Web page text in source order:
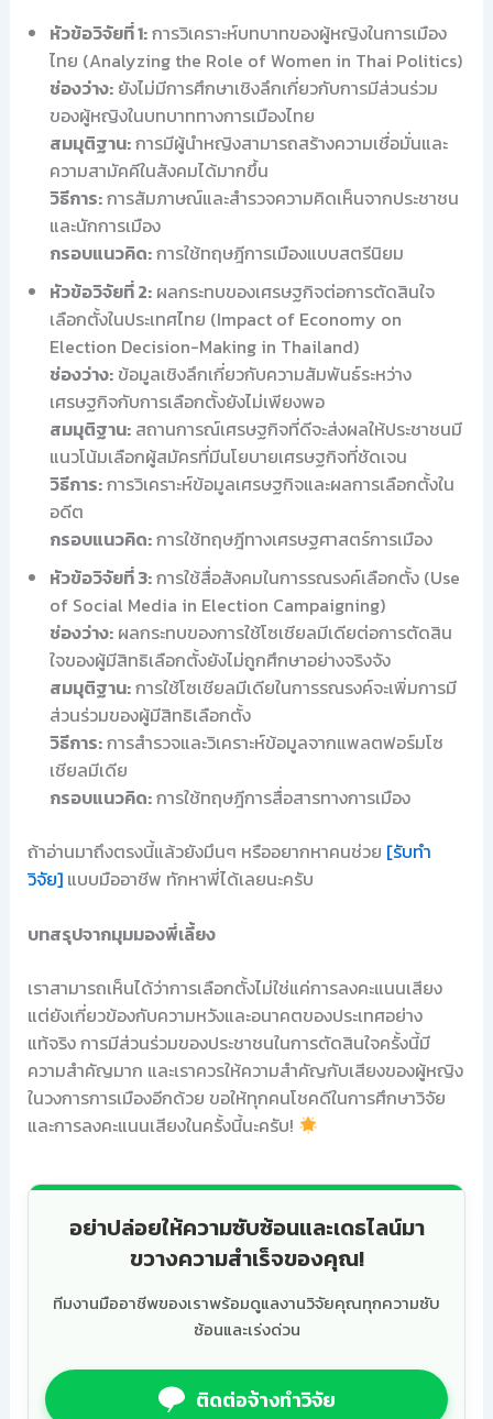
หัวข้อวิจัยที่ 1:การวิเคราะห์บทบาทของผู้หญิงในการเมือง
ไทย (Analyzing the Role of Women in Thai Politics)
ช่องว่าง:ยังไม่มีการศึกษาเชิงลึกเกี่ยวกับการมีส่วนร่วม
ของผู้หญิงในบทบาททางการเมืองไทย
สมมุติฐาน:การมีผู้นำหญิงสามารถสร้างความเชื่อมั่นและ
ความสามัคคีในสังคมได้มากขึ้น
วิธีการ:การสัมภาษณ์และสำรวจความคิดเห็นจากประชาชน
และนักการเมือง
กรอบแนวคิด:การใช้ทฤษฎีการเมืองแบบสตรีนิยม
หัวข้อวิจัยที่ 2:ผลกระทบของเศรษฐกิจต่อการตัดสินใจ
เลือกตั้งในประเทศไทย (Impact of Economy on
Election Decision-Making in Thailand)
ช่องว่าง:ข้อมูลเชิงลึกเกี่ยวกับความสัมพันธ์ระหว่าง
เศรษฐกิจกับการเลือกตั้งยังไม่เพียงพอ
สมมุติฐาน:สถานการณ์เศรษฐกิจที่ดีจะส่งผลให้ประชาชนมี
แนวโน้มเลือกผู้สมัครที่มีนโยบายเศรษฐกิจที่ชัดเจน
วิธีการ:การวิเคราะห์ข้อมูลเศรษฐกิจและผลการเลือกตั้งใน
อดีต
กรอบแนวคิด:การใช้ทฤษฎีทางเศรษฐศาสตร์การเมือง
หัวข้อวิจัยที่ 3:การใช้สื่อสังคมในการรณรงค์เลือกตั้ง (Use
of Social Media in Election Campaigning)
ช่องว่าง:ผลกระทบของการใช้โซเชียลมีเดียต่อการตัดสิน
ใจของผู้มีสิทธิเลือกตั้งยังไม่ถูกศึกษาอย่างจริงจัง
สมมุติฐาน:การใช้โซเชียลมีเดียในการรณรงค์จะเพิ่มการมี
ส่วนร่วมของผู้มีสิทธิเลือกตั้ง
วิธีการ:การสำรวจและวิเคราะห์ข้อมูลจากแพลตฟอร์มโซ
เชียลมีเดีย
กรอบแนวคิด:การใช้ทฤษฎีการสื่อสารทางการเมือง
ถ้าอ่านมาถึงตรงนี้แล้วยังมึนๆ หรืออยากหาคนช่วย [รับทำ
วิจัย]แบบมืออาชีพ ทักหาพี่ได้เลยนะครับ
บทสรุปจากมุมมองพี่เลี้ยง
เราสามารถเห็นได้ว่าการเลือกตั้งไม่ใช่แค่การลงคะแนนเสียง
แต่ยังเกี่ยวข้องกับความหวังและอนาคตของประเทศอย่าง
แท้จริง การมีส่วนร่วมของประชาชนในการตัดสินใจครั้งนี้มี
ความสำคัญมาก และเราควรให้ความสำคัญกับเสียงของผู้หญิง
ในวงการการเมืองอีกด้วย ขอให้ทุกคนโชคดีในการศึกษาวิจัย
และการลงคะแนนเสียงในครั้งนี้นะครับ!
อย่าปล่อยให้ความซับซ้อนและเดธไลน์มา
ขวางความสำเร็จของคุณ!
ทีมงานมืออาชีพของเราพร้อมดูแลงานวิจัยคุณทุกความซับ
ซ้อนและเร่งด่วน
ติดต่อจ้างทำวิจัย